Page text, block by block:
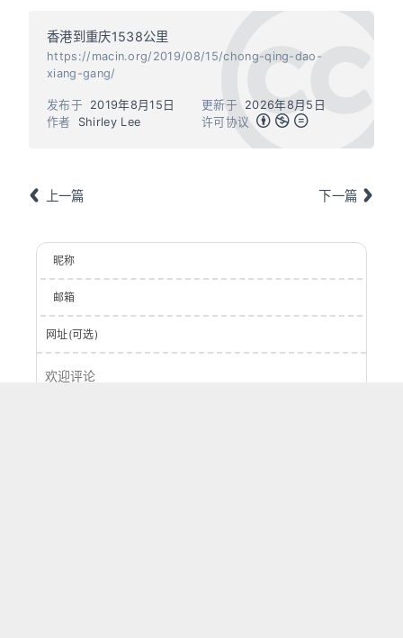
香港到重庆1538公里
https://macin.org/2019/08/15/chong-qing-dao-
xiang-gang/
作者 Shirley Lee
发布于 2019年8月15日 更新于
2026年8月5日
许可协议
上一篇 下一篇
昵称
邮箱
网址(可选)